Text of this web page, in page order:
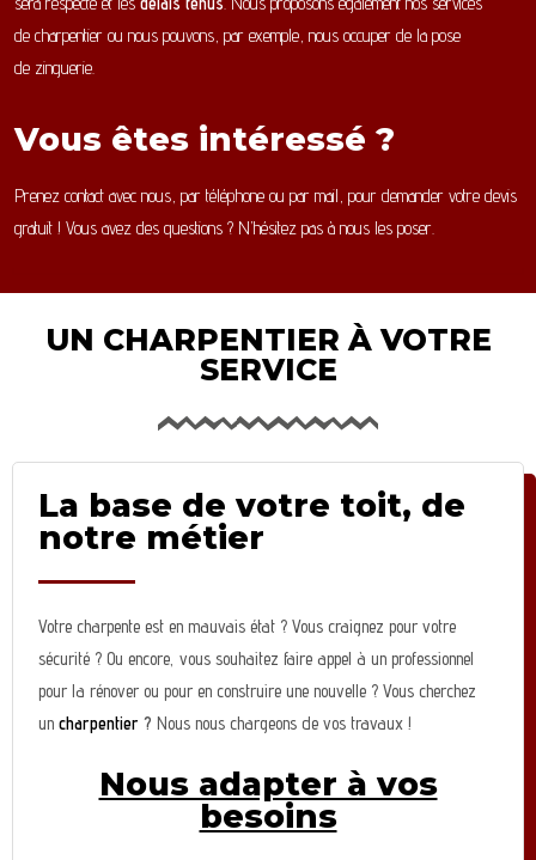
de charpentier ou nous pouvons, par exemple, nous occuper de la pose
de zinguerie.
Vous êtes intéressé ?
Prenez contact avec nous, par téléphone ou par mail, pour demander votre devis
gratuit ! Vous avez des questions ? N’hésitez pas à nous les poser.
UN CHARPENTIER À VOTRE
SERVICE
La base de votre toit, de
notre métier
Votre charpente est en mauvais état ? Vous craignez pour votre
sécurité ? Ou encore, vous souhaitez faire appel à un professionnel
pour la rénover ou pour en construire une nouvelle ? Vous cherchez
uncharpentier ? Nous nous chargeons de vos travaux !
Nous adapter à vos
besoins